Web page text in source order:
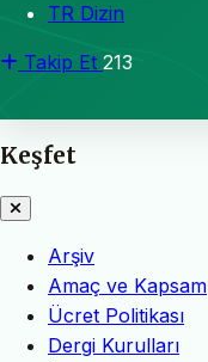
TR Dizin
Takip Et 213
Keşfet
Arşiv
Amaç ve Kapsam
Ücret Politikası
Dergi Kurulları